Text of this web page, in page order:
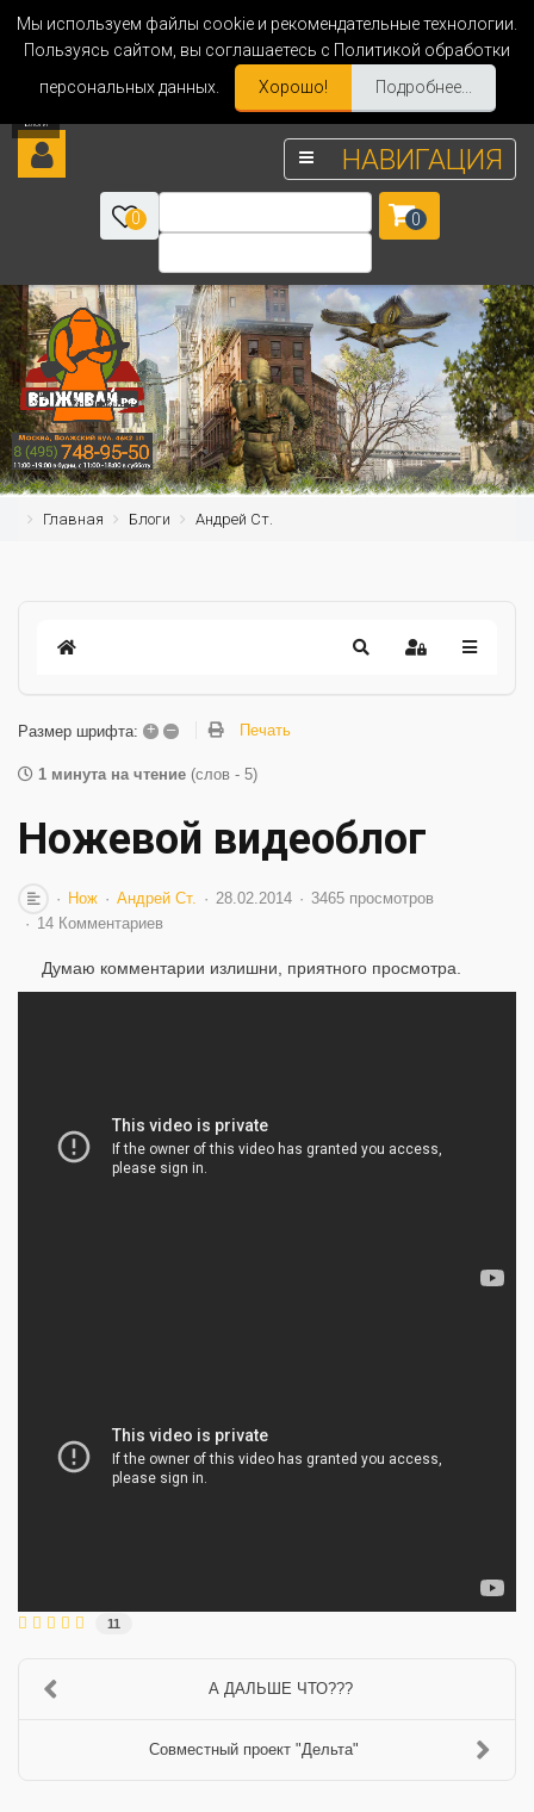
Мы используем файлы cookie и рекомендательные технологии.
Пользуясь сайтом, вы соглашаетесь с Политикой обработки
персональных данных.
Хорошо! Подробнее...
НАВИГАЦИЯ
0 0
Главная Блоги Андрей Ст.
Размер шрифта: + – Печать
1 минута на чтение (слов - 5)
Ножевой видеоблог
Нож Андрей Ст. 28.02.2014
3465 просмотров
14 Комментариев
Думаю комментарии излишни, приятного просмотра.
11
А ДАЛЬШЕ ЧТО???
Совместный проект "Дельта"